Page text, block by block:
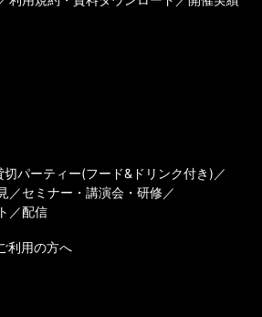
切パーティー(フード&ドリンク付き)
セミナー・講演会・研修
配信
利用の方へ